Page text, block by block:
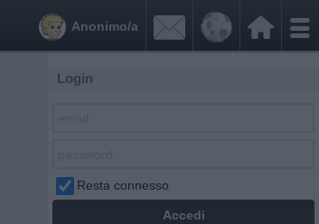


Anonimo/a
Login
Resta connesso